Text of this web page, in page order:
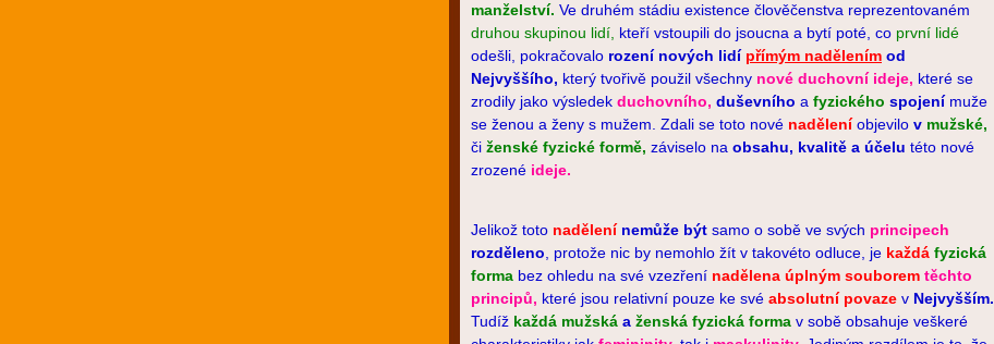
manželství. Ve druhém stádiu existence člověčenstva reprezentovaném
druhou skupinou lidí, kteří vstoupili do jsoucna a bytí poté, co první lidé
odešli, pokračovalo rození nových lidí přímým nadělením od
Nejvyššího, který tvořivě použil všechny nové duchovní ideje, které se
zrodily jako výsledek duchovního, duševního a fyzického spojenímuže
se ženou a ženy s mužem. Zdali se toto nové naděleníobjevilo v mužské,
či ženské fyzické formě, záviselo na obsahu, kvalitě a účelu této nové
zrozené ideje.
Jelikož toto nadělení nemůže být samo o sobě ve svých principech
rozděleno , ­protože nic by nemohlo žít v takovéto odluce, je každá fyzická
forma bez ohledu na své vzezření nadělena úplným souborem těchto
principů, které jsou relativní pouze ke své absolutní povaze v Nejvyšším.
Tudíž každá mužská a ženská fyzická forma v sobě obsahuje veškeré